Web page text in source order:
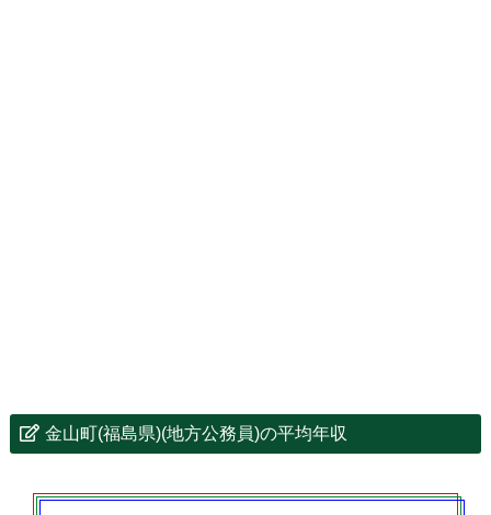
金山町(福島県)(地方公務員)の平均年収